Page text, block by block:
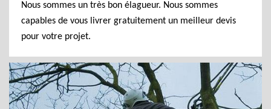
Nous sommes un très bon élagueur. Nous sommes
capables de vous livrer gratuitement un meilleur devis
pour votre projet.